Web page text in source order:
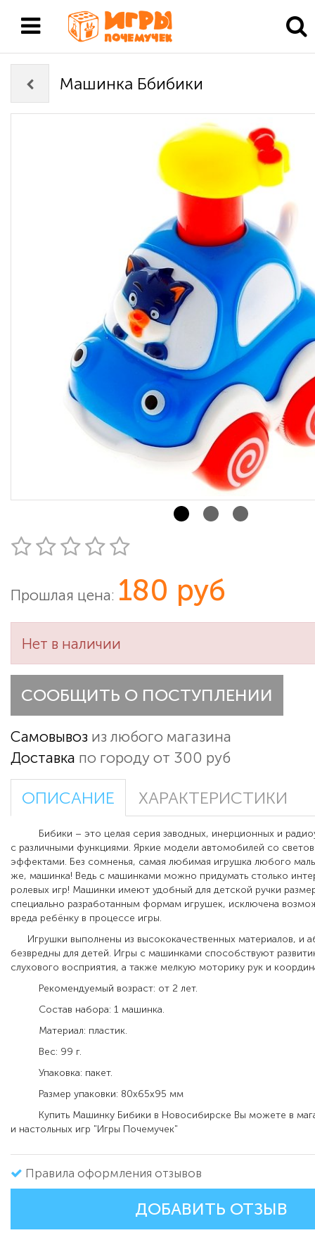
Машинка Ббибики
Прошлая цена: 180 руб
Нет в наличии
СООБЩИТЬ О ПОСТУПЛЕНИИ
Самовывоз из любого магазина
Доставка по городу от 300 руб
ОПИСАНИЕ ХАРАКТЕРИСТИКИ
Бибики – это целая серия заводных, инерционных и
с различными функциями. Яркие модели автомобилей со
эффектами. Без сомненья, самая любимая игрушка любого
же, машинка! Ведь с машинками можно придумать столько
ролевых игр! Машинки имеют удобный для детской ручки
специально разработанным формам игрушек, исключена
вреда ребёнку в процессе игры.
Игрушки выполнены из высококачественных материалов, и
безвредны для детей. Игры с машинками способствуют
слухового восприятия, а также мелкую моторику рук и
Рекомендуемый возраст: от 2 лет.
Состав набора: 1 машинка.
Материал: пластик.
Вес: 99 г.
Упаковка: пакет.
Размер упаковки: 80х65х95 мм
Купить Машинку Бибики в Новосибирске Вы можете в
и настольных игр "Игры Почемучек"
Правила оформления отзывов
ДОБАВИТЬ ОТЗЫВ